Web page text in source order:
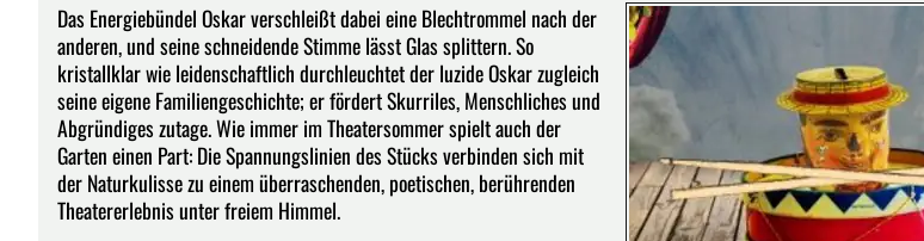
Das Energiebündel Oskar verschleißt dabei eine Blechtrommel nach der
anderen, und seine schneidende Stimme lässt Glas splittern. So
kristallklar wie leidenschaftlich durchleuchtet der luzide Oskar zugleich
seine eigene Familiengeschichte; er fördert Skurriles, Menschliches und
Abgründiges zutage. Wie immer im Theatersommer spielt auch der
Garten einen Part: Die Spannungslinien des Stücks verbinden sich mit
der Naturkulisse zu einem überraschenden, poetischen, berührenden
Theatererlebnis unter freiem Himmel.